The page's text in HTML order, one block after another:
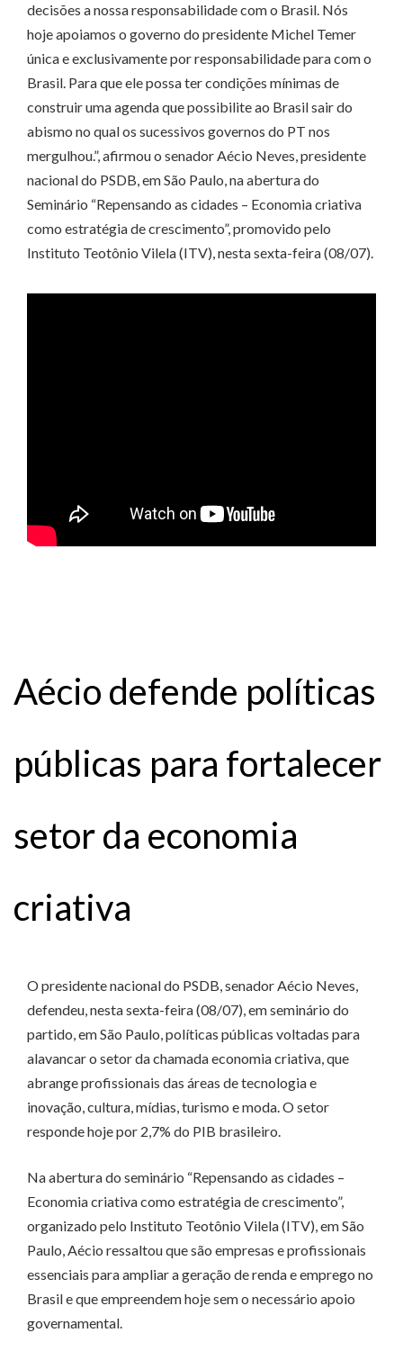
decisões a nossa responsabilidade com o Brasil. Nós
hoje apoiamos o governo do presidente Michel Temer
única e exclusivamente por responsabilidade para com o
Brasil. Para que ele possa ter condições mínimas de
construir uma agenda que possibilite ao Brasil sair do
abismo no qual os sucessivos governos do PT nos
mergulhou.”, afirmou o senador Aécio Neves, presidente
nacional do PSDB, em São Paulo, na abertura do
Seminário “Repensando as cidades – Economia criativa
como estratégia de crescimento”, promovido pelo
Instituto Teotônio Vilela (ITV), nesta sexta-feira (08/07).
Aécio defende políticas
públicas para fortalecer
setor da economia
criativa
O presidente nacional do PSDB, senador Aécio Neves,
defendeu, nesta sexta-feira (08/07), em seminário do
partido, em São Paulo, políticas públicas voltadas para
alavancar o setor da chamada economia criativa, que
abrange profissionais das áreas de tecnologia e
inovação, cultura, mídias, turismo e moda. O setor
responde hoje por 2,7% do PIB brasileiro.
Na abertura do seminário “Repensando as cidades –
Economia criativa como estratégia de crescimento”,
organizado pelo Instituto Teotônio Vilela (ITV), em São
Paulo, Aécio ressaltou que são empresas e profissionais
essenciais para ampliar a geração de renda e emprego no
Brasil e que empreendem hoje sem o necessário apoio
governamental.